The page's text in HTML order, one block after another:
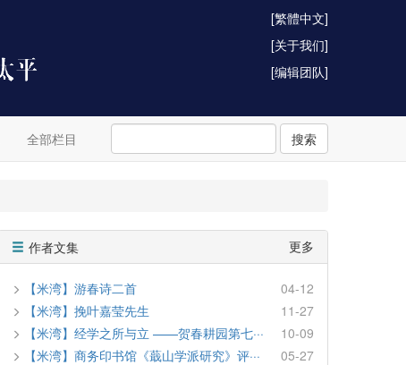
[繁體中文]
[关于我们]
[编辑团队]
全部栏目 搜索
作者文集 更多
【米湾】游春诗二首
04-12
【米湾】挽叶嘉莹先生
11-27
【米湾】经学之所与立 ——贺春耕园第七···
10-09
【米湾】商务印书馆《蕺山学派研究》评···
05-27